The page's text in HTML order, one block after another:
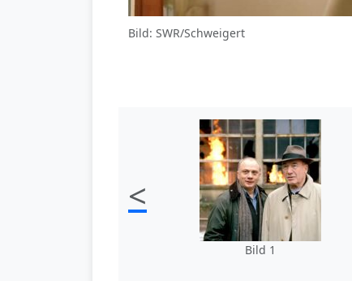
Bild: SWR/Schweigert
<
Bild 1